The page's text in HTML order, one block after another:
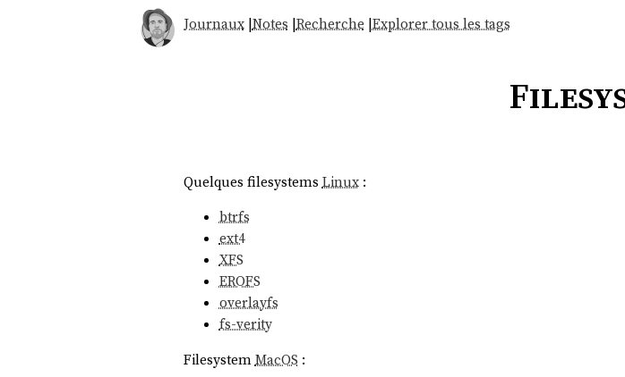
Journaux|Notes |Recherche |Explorer tous les tags
Quelques filesystems Linux:
btrfs
ext4
XFS
EROFS
overlayfs
fs-verity
FilesystemMacOS :